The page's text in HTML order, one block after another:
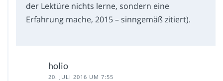
der Lektüre nichts lerne, sondern eine
Erfahrung mache, 2015 – sinngemäß zitiert).
holio
20. JULI 2016 UM 7:55